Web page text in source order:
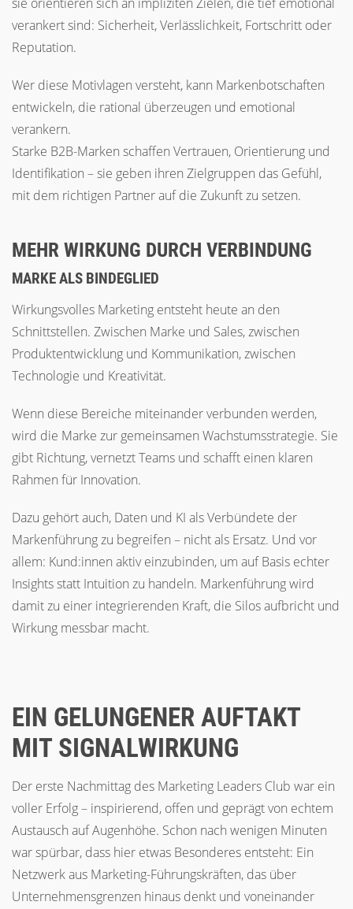
verankert sind: Sicherheit, Verlässlichkeit, Fortschritt oder
Reputation.
Wer diese Motivlagen versteht, kann Markenbotschaften
entwickeln, die rational überzeugen und emotional
verankern.
Starke B2B-Marken schaffen Vertrauen, Orientierung und
Identifikation – sie geben ihren Zielgruppen das Gefühl,
mit dem richtigen Partner auf die Zukunft zu setzen.
MEHR WIRKUNG DURCH VERBINDUNG
MARKE ALS BINDEGLIED
Wirkungsvolles Marketing entsteht heute an den
Schnittstellen. Zwischen Marke und Sales, zwischen
Produktentwicklung und Kommunikation, zwischen
Technologie und Kreativität.
Wenn diese Bereiche miteinander verbunden werden,
wird die Marke zur gemeinsamen Wachstumsstrategie. Sie
gibt Richtung, vernetzt Teams und schafft einen klaren
Rahmen für Innovation.
Dazu gehört auch, Daten und KI als Verbündete der
Markenführung zu begreifen – nicht als Ersatz. Und vor
allem: Kund:innen aktiv einzubinden, um auf Basis echter
Insights statt Intuition zu handeln. Markenführung wird
damit zu einer integrierenden Kraft, die Silos aufbricht und
Wirkung messbar macht.
EIN GELUNGENER AUFTAKT
MIT SIGNALWIRKUNG
Der erste Nachmittag des Marketing Leaders Club war ein
voller Erfolg – inspirierend, offen und geprägt von echtem
Austausch auf Augenhöhe. Schon nach wenigen Minuten
war spürbar, dass hier etwas Besonderes entsteht: Ein
Netzwerk aus Marketing-Führungskräften, das über
Unternehmensgrenzen hinaus denkt und voneinander